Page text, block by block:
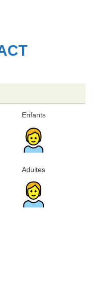
Enfants
Adultes